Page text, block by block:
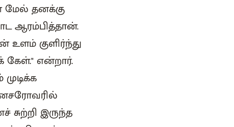
மேல் தனக்கு
ஆரம்பித்தான்.
உளம் குளிர்ந்து
என்றார்.
இருந்த